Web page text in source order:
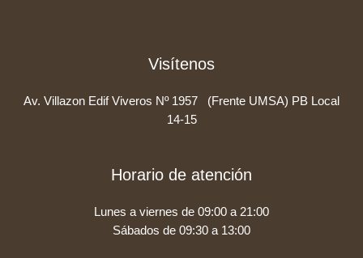
Visítenos
Av. Villazon Edif Viveros Nº 1957 (Frente UMSA) PB Local
14-15
Horario de atención
Lunes a viernes de 09:00 a 21:00
Sábados de 09:30 a 13:00